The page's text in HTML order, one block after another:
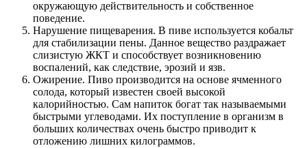
окружающую действительность и собственное
поведение.
Нарушение пищеварения. В пиве используется кобальт
для стабилизации пены. Данное вещество раздражает
слизистую ЖКТ и способствует возникновению
воспалений, как следствие, эрозий и язв.
Ожирение. Пиво производится на основе ячменного
солода, который известен своей высокой
калорийностью. Сам напиток богат так называемыми
быстрыми углеводами. Их поступление в организм в
больших количествах очень быстро приводит к
отложению лишних килограммов.